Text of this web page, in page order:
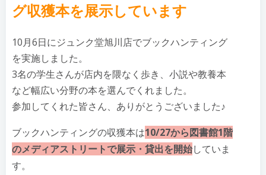
グ収獲本を展示しています
10月6日にジュンク堂旭川店でブックハンティング
を実施しました。
3名の学生さんが店内を隈なく歩き、小説や教養本
など幅広い分野の本を選んでくれました。
参加してくれた皆さん、ありがとうございました♪
ブックハンティングの収獲本は10/27から図書館1階
のメディアストリートで展示・貸出を開始していま
す。